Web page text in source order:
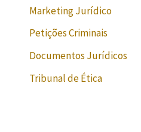
Marketing Jurídico
Petições Criminais
Documentos Jurídicos
Tribunal de Ética